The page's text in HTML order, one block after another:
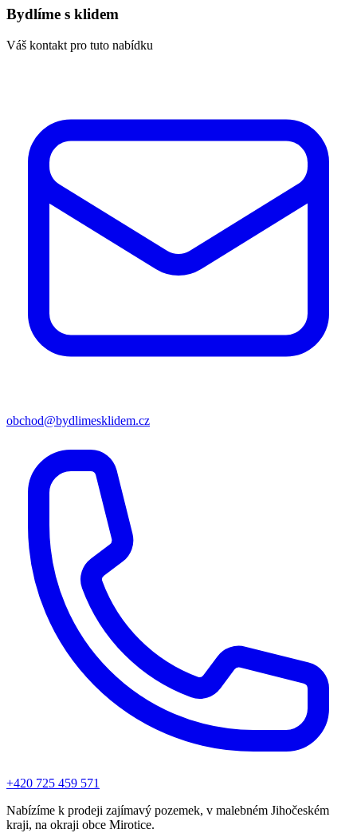
Bydlíme s klidem
Váš kontakt pro tuto nabídku
obchod@bydlimesklidem.cz
+420 725 459 571
Nabízíme k prodeji zajímavý pozemek, v malebném Jihočeském
kraji, na okraji obce Mirotice.